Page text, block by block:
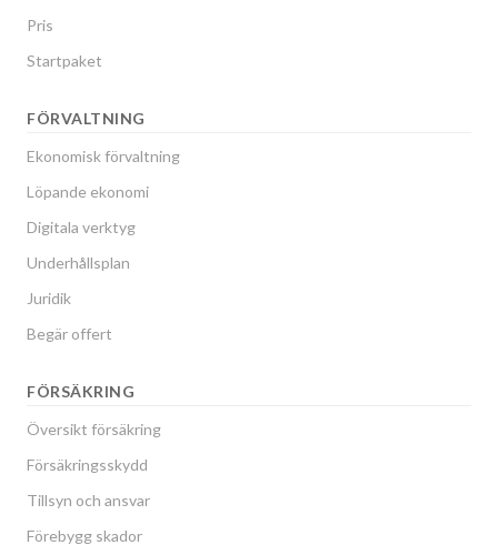
Pris
Startpaket
FÖRVALTNING
Ekonomisk förvaltning
Löpande ekonomi
Digitala verktyg
Underhållsplan
Juridik
Begär offert
FÖRSÄKRING
Översikt försäkring
Försäkringsskydd
Tillsyn och ansvar
Förebygg skador